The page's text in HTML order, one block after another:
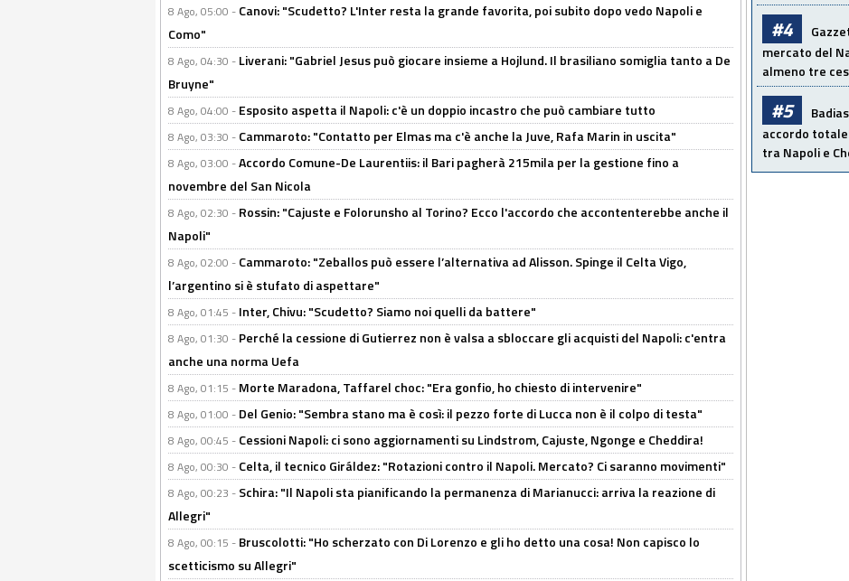
8 Ago, 05:00 - Canovi: "Scudetto? L'Inter resta la grande favorita, poi subito dopo vedo Napoli e
Como"
8 Ago, 04:30 - Liverani: "Gabriel Jesus può giocare insieme a Hojlund. Il brasiliano somiglia tanto a De
Bruyne"
8 Ago, 04:00 - Esposito aspetta il Napoli: c'è un doppio incastro che può cambiare tutto
8 Ago, 03:30 - Cammaroto: "Contatto per Elmas ma c'è anche la Juve, Rafa Marin in uscita"
8 Ago, 03:00 -Accordo Comune-De Laurentiis: il Bari pagherà 215mila per la gestione fino a
novembre del San Nicola
8 Ago, 02:30 - Rossin: "Cajuste e Folorunsho al Torino? Ecco l'accordo che accontenterebbe anche il
Napoli"
8 Ago, 02:00 - Cammaroto: "Zeballos può essere l’alternativa ad Alisson. Spinge il Celta Vigo,
l’argentino si è stufato di aspettare"
8 Ago, 01:45 - Inter, Chivu: "Scudetto? Siamo noi quelli da battere"
8 Ago, 01:30 - Perché la cessione di Gutierrez non è valsa a sbloccare gli acquisti del Napoli: c'entra
anche una norma Uefa
8 Ago, 01:15 - Morte Maradona, Taffarel choc: "Era gonfio, ho chiesto di intervenire"
8 Ago, 01:00 - Del Genio: "Sembra stano ma è così: il pezzo forte di Lucca non è il colpo di testa"
8 Ago, 00:45 - Cessioni Napoli: ci sono aggiornamenti su Lindstrom, Cajuste, Ngonge e Cheddira!
8 Ago, 00:30 - Celta, il tecnico Giráldez: "Rotazioni contro il Napoli. Mercato? Ci saranno movimenti"
8 Ago, 00:23 - Schira: "Il Napoli sta pianificando la permanenza di Marianucci: arriva la reazione di
Allegri"
8 Ago, 00:15 - Bruscolotti: "Ho scherzato con Di Lorenzo e gli ho detto una cosa! Non capisco lo
scetticismo su Allegri"
#4
mercato del
almeno tre
#5
accordo
tra Napoli e